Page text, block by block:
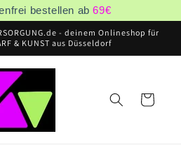
bestellen ab69€
- deinem Onlineshop für
& KUNST aus Düsseldorf
Warenkorb